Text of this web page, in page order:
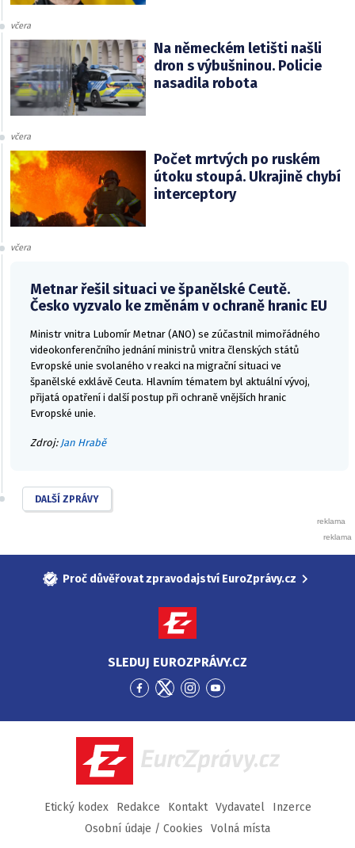
včera
Na německém letišti našli
dron s výbušninou. Policie
nasadila robota
včera
Počet mrtvých po ruském
útoku stoupá. Ukrajině chybí
interceptory
včera
Metnar řešil situaci ve španělské Ceutě.
Česko vyzvalo ke změnám v ochraně hranic EU
Ministr vnitra Lubomír Metnar (ANO) se zúčastnil mimořádného
videokonferenčního jednání ministrů vnitra členských států
Evropské unie svolaného v reakci na migrační situaci ve
španělské exklávě Ceuta. Hlavním tématem byl aktuální vývoj,
přijatá opatření i další postup při ochraně vnějších hranic
Evropské unie.
Zdroj: Jan Hrabě
DALŠÍ ZPRÁVY
Proč důvěřovat zpravodajství EuroZprávy.cz
SLEDUJ EUROZPRÁVY.CZ
Přejít
Facebook
Přejít
Twitter
Přejít
Instagram
Přejít
YouTube
EuroZprávy.cz
Etický kodex Redakce Kontakt Vydavatel
Inzerce
Osobní údaje / Cookies
Volná místa